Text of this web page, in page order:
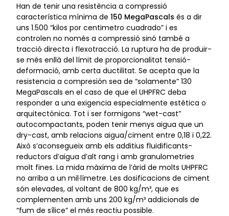
Han de tenir una resistència a compressió
característica mínima de 150 MegaPascals és a dir
uns 1.500 “kilos por centimetro cuadrado” i es
controlen no només a compressió sinó també a
tracció directa i flexotracció. La ruptura ha de produir-
se més enllà del límit de proporcionalitat tensió-
deformació, amb certa ductilitat. Se acepta que la
resistencia a compresión sea de “solamente” 130
MegaPascals en el caso de que el UHPFRC deba
responder a una exigencia especialmente estética o
arquitectónica. Tot i ser formigons “wet-cast”
autocompactants, poden tenir menys aigua que un
dry-cast, amb relacions aigua/ciment entre 0,18 i 0,22.
Això s’aconsegueix amb els additius fluidificants-
reductors d’aigua d’alt rang i amb granulometries
molt fines. La mida màxima de l’àrid de molts UHPFRC
no arriba a un mil·límetre. Les dosificacions de ciment
són elevades, al voltant de 800 kg/m³, que es
complementen amb uns 200 kg/m³ addicionals de
“fum de sílice” el més reactiu possible.